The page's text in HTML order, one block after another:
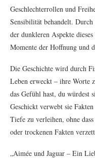
Geschlechterrollen und
Sensibilität behandelt.
der dunkleren Aspekte
Momente der Hoffnung und
Die Geschichte wird durch
Leben erweckt – ihre Worte
das Gefühl hast, du würdest
Geschickt verwebt sie
Tiefe zu verleihen, ohne
oder trockenen Fakten
„Aimée und Jaguar – Ein